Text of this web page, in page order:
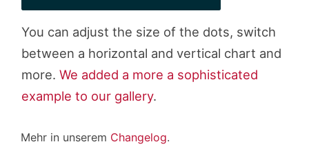
You can adjust the size of the dots, switch
between a horizontal and vertical chart and
more. We added a more a sophisticated
example to our gallery.
Mehr in unserem Changelog.